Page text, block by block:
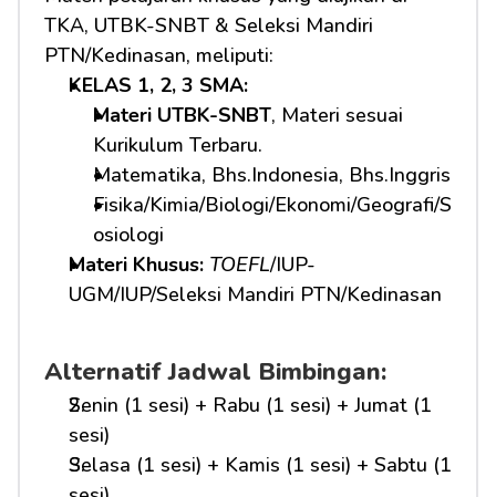
TKA, UTBK-SNBT & Seleksi Mandiri
PTN/Kedinasan, meliputi:
KELAS 1, 2, 3 SMA:
Materi UTBK-SNBT, Materi sesuai
Kurikulum Terbaru.
Matematika, Bhs.Indonesia, Bhs.Inggris
Fisika/Kimia/Biologi/Ekonomi/Geografi/S
osiologi
Materi Khusus: TOEFL/IUP-
UGM/IUP/Seleksi Mandiri PTN/Kedinasan
Alternatif Jadwal Bimbingan:
Senin (1 sesi) + Rabu (1 sesi) + Jumat (1
sesi)
Selasa (1 sesi) + Kamis (1 sesi) + Sabtu (1